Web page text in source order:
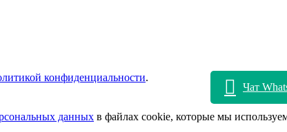
конфиденциальности.
Чат
данных в файлах cookie, которые мы